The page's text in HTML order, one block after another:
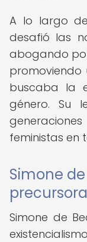
A lo largo
desafió las
abogando
promoviendo
buscaba la
género. Su
feministas en
Simone
Simone de